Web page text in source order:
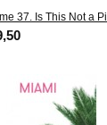
37. Is This Not a